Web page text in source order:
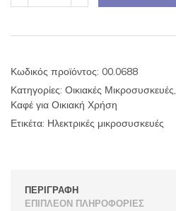
ποσότητα
Κωδικός προϊόντος: 00.0688
Κατηγορίες: Οικιακές Μικροσυσκευές,
Καφέ για Οικιακή Χρήση
Ετικέτα: Ηλεκτρικές μικροσυσκευές
ΠΕΡΙΓΡΑΦΉ
ΕΠΙΠΛΈΟΝ ΠΛΗΡΟΦΟΡΊΕΣ